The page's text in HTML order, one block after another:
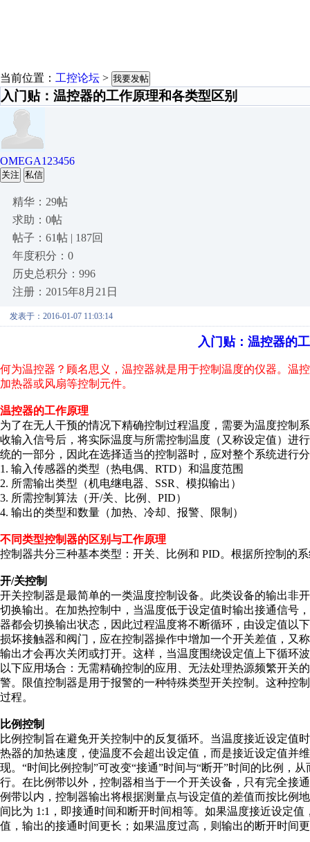
当前位置： 工控论坛 > 我要发帖
入门贴：温控器的工作原理和各类型区别
OMEGA123456
关注 私信
精华：29帖
求助：0帖
帖子：61帖 | 187回
年度积分：0
历史总积分：996
注册：2015年8月21日
发表于：2016-01-07 11:03:14
入门贴：温控器的
何为温控器？顾名思义，温控器就是用于控制温度的仪器。温
加热器或风扇等控制元件。
温控器的工作原理
为了在无人干预的情况下精确控制过程温度，需要为温度控制
收输入信号后，将实际温度与所需控制温度（又称设定值）进
统的一部分，因此在选择适当的控制器时，应对整个系统进行
1. 输入传感器的类型（热电偶、RTD）和温度范围
2. 所需输出类型（机电继电器、SSR、模拟输出）
3. 所需控制算法（开/关、比例、PID）
4. 输出的类型和数量（加热、冷却、报警、限制）
不同类型控制器的区别与工作原理
控制器共分三种基本类型：开关、比例和 PID。根据所控制的
开/关控制
开关控制器是最简单的一类温度控制设备。此类设备的输出非
切换输出。在加热控制中，当温度低于设定值时输出接通信号
器都会切换输出状态，因此过程温度将不断循环，由设定值以
损坏接触器和阀门，应在控制器操作中增加一个开关差值，又
输出才会再次关闭或打开。这样，当温度围绕设定值上下循环
以下应用场合：无需精确控制的应用、无法处理热源频繁开关
警。限值控制器是用于报警的一种特殊类型开关控制。这种控
过程。
比例控制
比例控制旨在避免开关控制中的反复循环。当温度接近设定值
热器的加热速度，使温度不会超出设定值，而是接近设定值并
现。“时间比例控制”可改变“接通”时间与“断开”时间的比例，
行。在比例带以外，控制器相当于一个开关设备，只有完全接
例带以内，控制器输出将根据测量点与设定值的差值而按比例
间比为 1:1，即接通时间和断开时间相等。如果温度接近设定
值，输出的接通时间更长；如果温度过高，则输出的断开时间